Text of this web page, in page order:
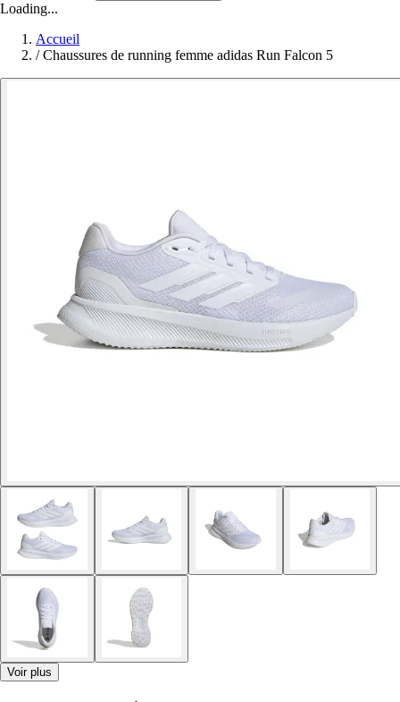
Loading...
Accueil
/ Chaussures de running femme adidas Run Falcon 5
Voir plus